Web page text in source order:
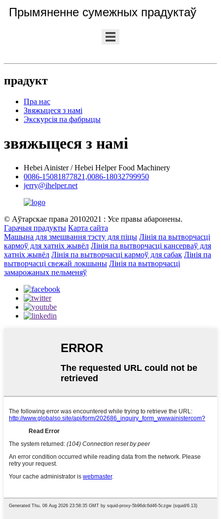
Прымяненне сумежных прадуктаў
прадукт
Пра нас
Звяжыцеся з намі
Экскурсія па фабрыцы
звяжыцеся з намі
Hebei Ainister / Hebei Helper Food Machinery
0086-15081877821,0086-18032799950
jerry@ihelper.net
© Аўтарскае права 20102021 : Усе правы абаронены.
Гарачыя прадукты Карта сайта
Машына для змешвання тэсту для піцы Лінія па вытворчасці
кармоў для хатніх жывёл Лінія па вытворчасці кансерваў для
хатніх жывёл Лінія па вытворчасці кармоў для сабак Лінія па
вытворчасці свежай локшыны Лінія па вытворчасці
замарожаных пельменяў